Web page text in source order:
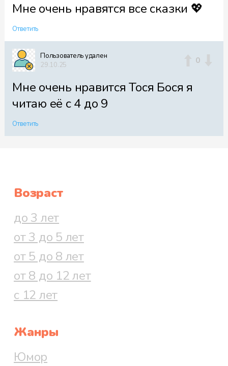
Мне очень нравятся все сказки 💖
Ответить
Пользователь удален
29.10.25
0
Мне очень нравится Тося Бося я
читаю её с 4 до 9
Ответить
Возраст
до 3 лет
от 3 до 5 лет
от 5 до 8 лет
от 8 до 12 лет
с 12 лет
Жанры
Юмор